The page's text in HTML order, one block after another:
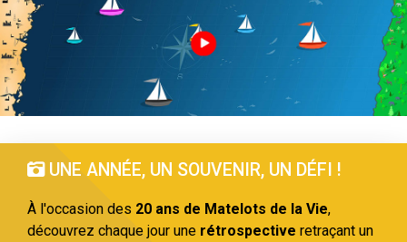
UNE ANNÉE, UN SOUVENIR, UN DÉFI !
À l'occasion des 20 ans de Matelots de la Vie,
découvrez chaque jour une rétrospective retraçant un